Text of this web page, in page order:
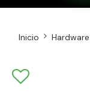
Inicio Hardware